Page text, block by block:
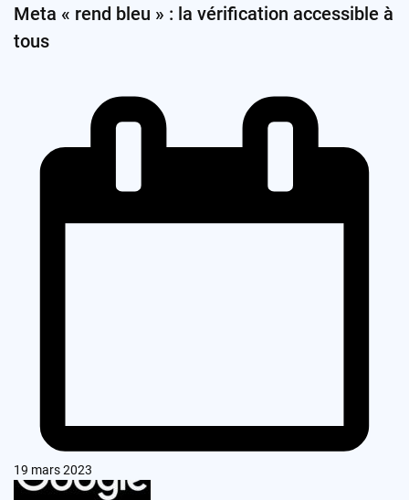
Meta « rend bleu » : la vérification accessible à
tous
19 mars 2023